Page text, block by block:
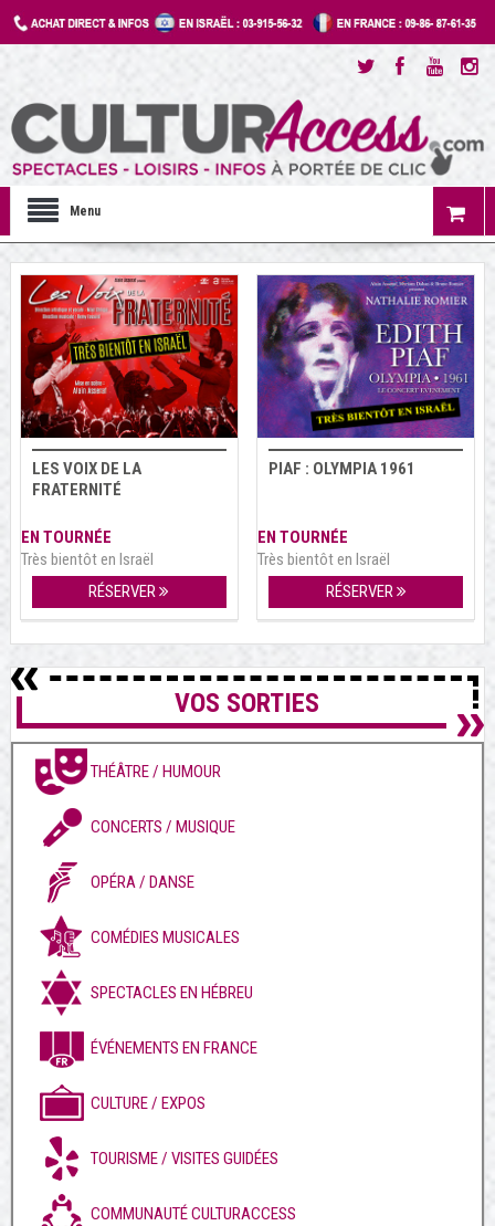
Menu
LES VOIX DE LA
FRATERNITÉ
EN TOURNÉE
Très bientôt en Israël
RÉSERVER
PIAF : OLYMPIA 1961
EN TOURNÉE
Très bientôt en Israël
RÉSERVER
VOS SORTIES
THÉÂTRE / HUMOUR
CONCERTS / MUSIQUE
OPÉRA / DANSE
COMÉDIES MUSICALES
SPECTACLES EN HÉBREU
ÉVÉNEMENTS EN FRANCE
CULTURE / EXPOS
TOURISME / VISITES GUIDÉES
COMMUNAUTÉ CULTURACCESS